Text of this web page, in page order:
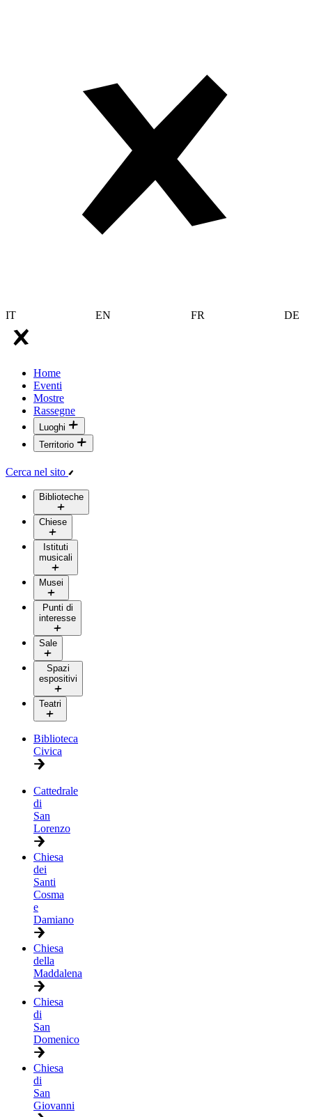
IT EN FR DE
Home
Eventi
Mostre
Rassegne
Luoghi
Territorio
Cerca nel sito
Biblioteche
Chiese
Istituti
musicali
Musei
Punti di
interesse
Sale
Spazi
espositivi
Teatri
Biblioteca
Civica
Cattedrale
di
San
Lorenzo
Chiesa
dei
Santi
Cosma
e
Damiano
Chiesa
della
Maddalena
Chiesa
di
San
Domenico
Chiesa
di
San
Giovanni